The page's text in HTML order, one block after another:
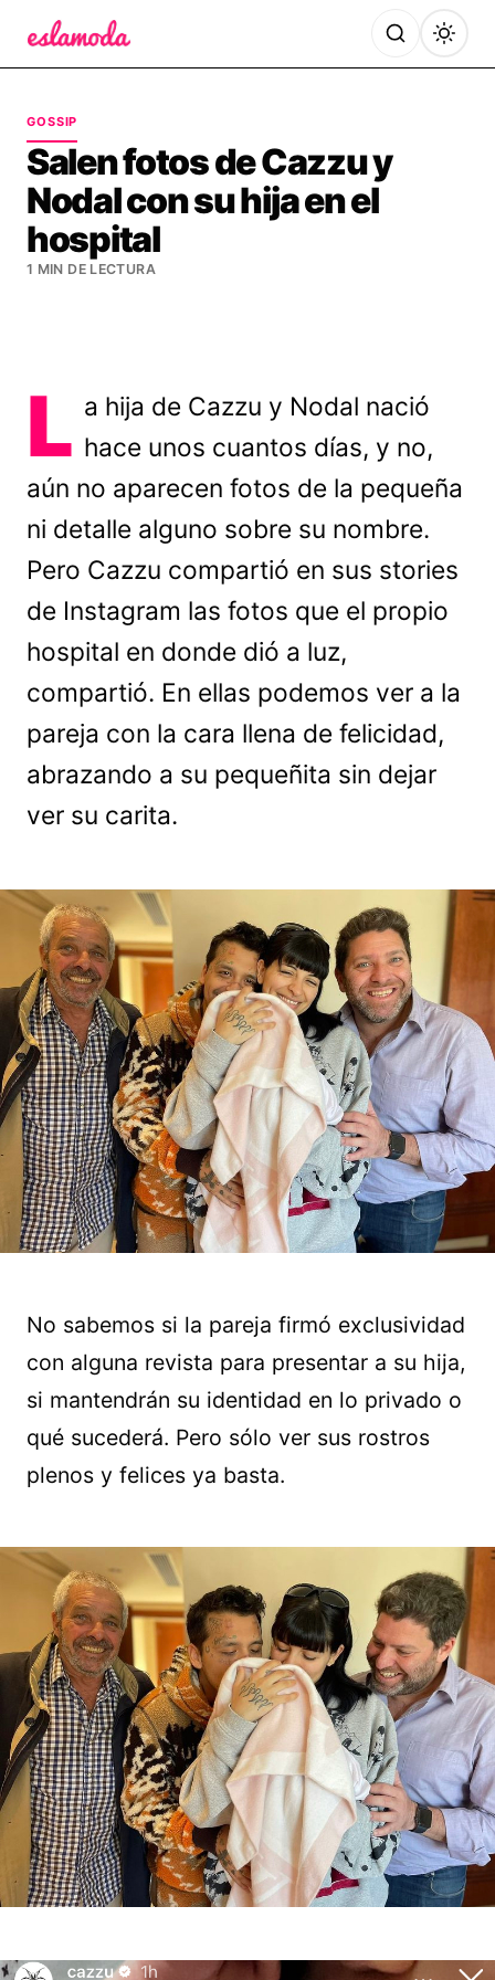
GOSSIP
Salen fotos de Cazzu y
Nodal con su hija en el
hospital
1 MIN DE LECTURA
L a hija de Cazzu y Nodal nació
hace unos cuantos días, y no,
aún no aparecen fotos de la pequeña
ni detalle alguno sobre su nombre.
Pero Cazzu compartió en sus stories
de Instagram las fotos que el propio
hospital en donde dió a luz,
compartió. En ellas podemos ver a la
pareja con la cara llena de felicidad,
abrazando a su pequeñita sin dejar
ver su carita.
No sabemos si la pareja firmó exclusividad
con alguna revista para presentar a su hija,
si mantendrán su identidad en lo privado o
qué sucederá. Pero sólo ver sus rostros
plenos y felices ya basta.